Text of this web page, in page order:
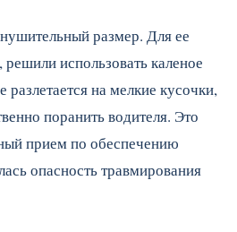
размер. Для ее
использовать каленое
разлетается на мелкие кусочки,
поранить водителя. Это
прием по обеспечению
опасность травмирования